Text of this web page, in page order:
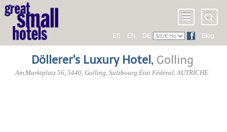
ES EN DE Blog
Döllerer's Luxury Hotel , Golling
Am Marktplatz 56, 5440, Golling, Salzbourg État Fédéral,AUTRICHE.